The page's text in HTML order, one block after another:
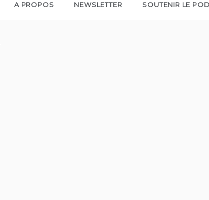
A PROPOS NEWSLETTER SOUTENIR LE